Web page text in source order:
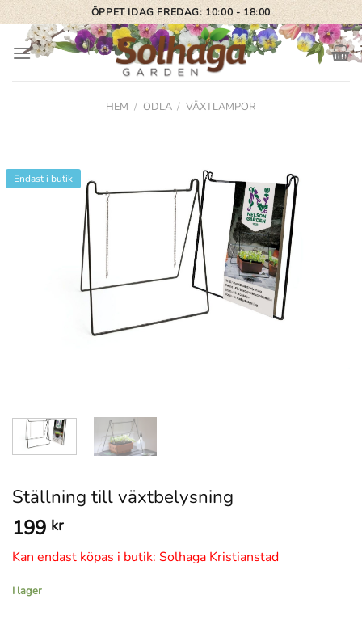
Skip
to
content
ÖPPET IDAG FREDAG: 10:00 - 18:00
HEM / ODLA / VÄXTLAMPOR
Endast i butik
Ställning till växtbelysning
199 kr
Kan endast köpas i butik: Solhaga Kristianstad
I lager